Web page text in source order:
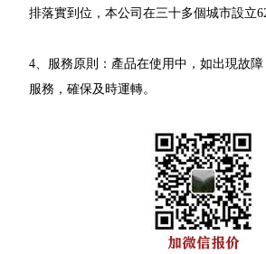
排落實到位，本公司在三十多個城市設立
4、服務原則：產品在使用中，如出現故
服務，確保及時運轉。